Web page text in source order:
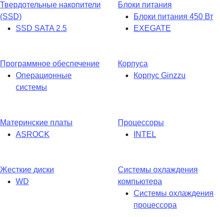
Твердотельные накопители
(SSD)
SSD SATA 2.5
Блоки питания
Блоки питания 450 Вт
EXEGATE
Программное обеспечение
Операционные
системы
Корпуса
Корпус Ginzzu
Материнские платы
ASROCK
Процессоры
INTEL
Жесткие диски
WD
Системы охлаждения
компьютера
Системы охлаждения
процессора